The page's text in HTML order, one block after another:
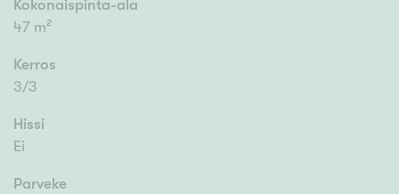
Kokonaispinta-ala
47 m²
Kerros
3/3
Hissi
Ei
Parveke